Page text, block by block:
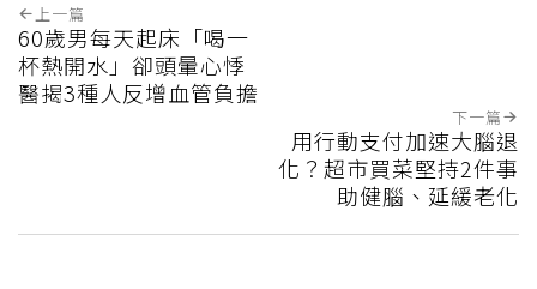
上一篇
60歲男每天起床「喝一
杯熱開水」卻頭暈心悸
醫揭3種人反增血管負擔
下一篇
用行動支付加速大腦退
化？超市買菜堅持2件事
助健腦、延緩老化